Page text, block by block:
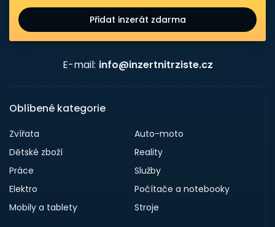
Přidat inzerát zdarma
E-mail: info@inzertnitrziste.cz
Oblíbené kategorie
Zvířata
Auto-moto
Dětské zboží
Reality
Práce
Služby
Elektro
Počítače a notebooky
Mobily a tablety
Stroje